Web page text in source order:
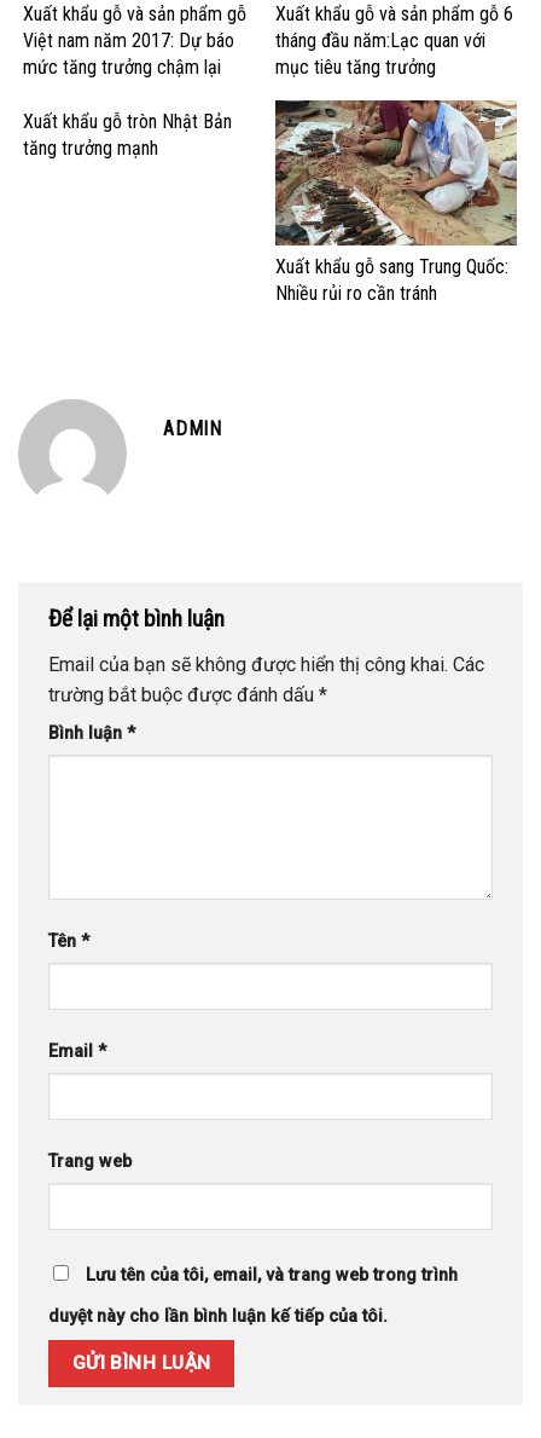
Xuất khẩu gỗ và sản phẩm gỗ
Việt nam năm 2017: Dự báo
mức tăng trưởng chậm lại
Xuất khẩu gỗ và sản phẩm gỗ 6
tháng đầu năm:Lạc quan với
mục tiêu tăng trưởng
Xuất khẩu gỗ tròn Nhật Bản
tăng trưởng mạnh
Xuất khẩu gỗ sang Trung Quốc:
Nhiều rủi ro cần tránh
ADMIN
Để lại một bình luận
Email của bạn sẽ không được hiển thị công khai. Các
trường bắt buộc được đánh dấu *
Bình luận *
Tên *
Email *
Trang web
Lưu tên của tôi, email, và trang web trong trình
duyệt này cho lần bình luận kế tiếp của tôi.